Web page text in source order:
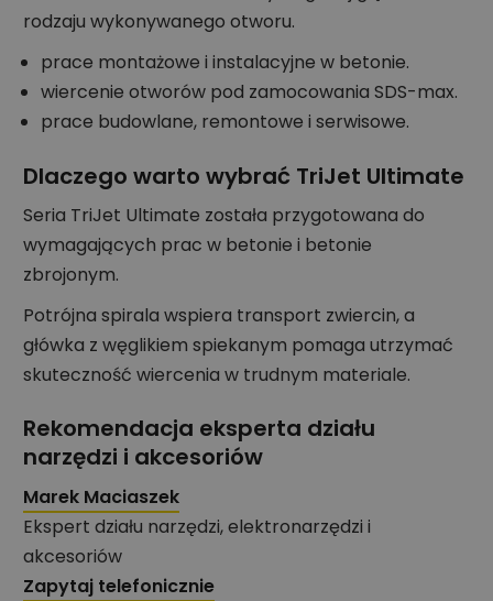
rodzaju wykonywanego otworu.
prace montażowe i instalacyjne w betonie.
wiercenie otworów pod zamocowania SDS-max.
prace budowlane, remontowe i serwisowe.
Dlaczego warto wybrać TriJet Ultimate
Seria TriJet Ultimate została przygotowana do
wymagających prac w betonie i betonie
zbrojonym.
Potrójna spirala wspiera transport zwiercin, a
główka z węglikiem spiekanym pomaga utrzymać
skuteczność wiercenia w trudnym materiale.
Rekomendacja eksperta działu
narzędzi i akcesoriów
Marek Maciaszek
Ekspert działu narzędzi, elektronarzędzi i
akcesoriów
Zapytaj telefonicznie